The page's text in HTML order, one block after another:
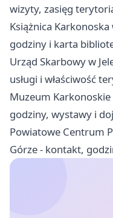
wizyty, zasięg
Książnica
godziny i karta
Urząd Skarbowy w
usługi i właściwość
Muzeum Karkonoskie
godziny, wystawy i
Powiatowe Centrum
Górze - kontakt,